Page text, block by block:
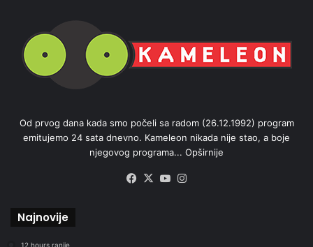
Od prvog dana kada smo počeli sa radom (26.12.1992) program
emitujemo 24 sata dnevno. Kameleon nikada nije stao, a boje
njegovog programa... Opširnije
Facebook
X YouTube
Najnovije
12 hours ranije